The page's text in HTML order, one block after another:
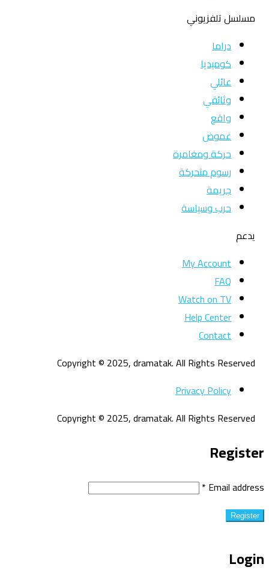
مسلسل تلفزيوني
دراما
كوميديا
عائلي
وثائقي
واقع
غموض
حركة ومغامرة
رسوم متحركة
جريمة
حرب وسياسة
يدعم
My Account
FAQ
Watch on TV
Help Center
Contact
Copyright © 2025, dramatak. All Rights Reserved
Privacy Policy
Copyright © 2025, dramatak. All Rights Reserved
Register
Email address
*
Register
Login